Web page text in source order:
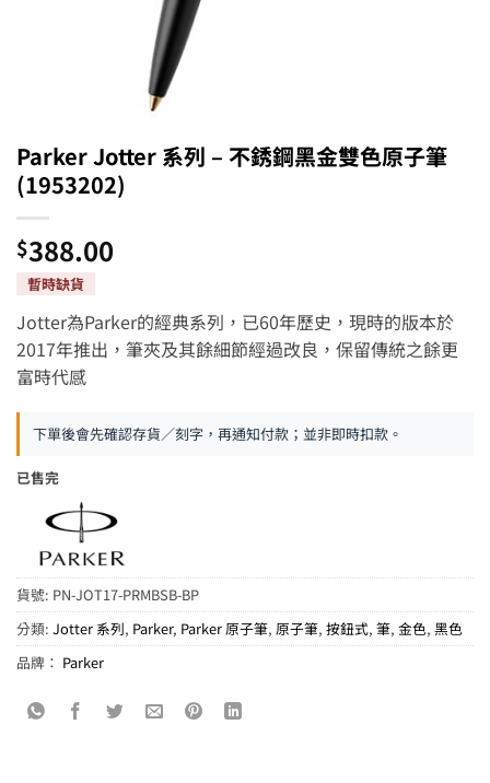
Parker Jotter 系列 – 不銹鋼黑金雙色原子筆
(1953202)
$388.00
Jotter為Parker的經典系列，已60年歷史，現時的版本於
2017年推出，筆夾及其餘細節經過改良，保留傳統之餘更
富時代感
下單後會先確認存貨／刻字，再通知付款；並非即時扣款。
已售完
貨號: PN-JOT17-PRMBSB-BP
分類: Jotter 系列, Parker, Parker 原子筆, 原子筆, 按鈕式, 筆, 金色, 黑色
品牌： Parker